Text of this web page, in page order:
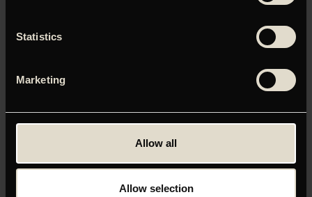
Statistics
Marketing
Allow all
Allow selection
Du skal tillade marketing-cookies for at kunne se denne
video.
Klik her for at opdatere dine indstillinger